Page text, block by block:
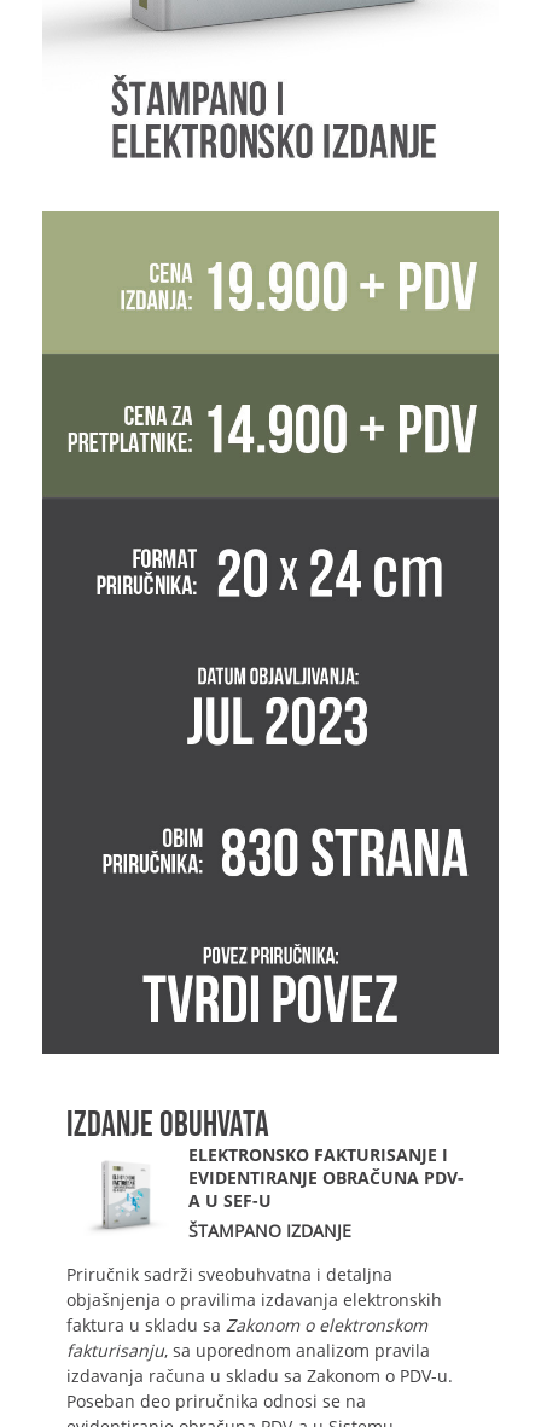
IZDANJE OBUHVATA
ELEKTRONSKO FAKTURISANJE I
EVIDENTIRANJE OBRAČUNA PDV-
A U SEF-U
ŠTAMPANO IZDANJE
Priručnik sadrži sveobuhvatna i detaljna
objašnjenja o pravilima izdavanja elektronskih
faktura u skladu sa Zakonom o elektronskom
fakturisanju, sa uporednom analizom pravila
izdavanja računa u skladu sa Zakonom o PDV-u.
Poseban deo priručnika odnosi se na